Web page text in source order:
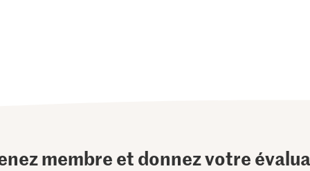
membre et donnez votre